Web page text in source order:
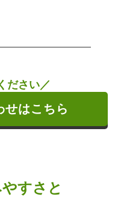
ださい／
せはこちら
すさと